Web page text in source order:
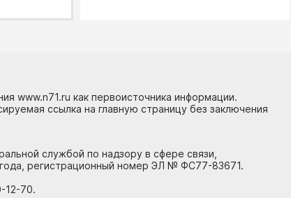
www.n71.ru как первоисточника информации.
ссылка на главную страницу без заключения
службой по надзору в сфере связи,
регистрационный номер ЭЛ № ФС77-83671.
12-70.